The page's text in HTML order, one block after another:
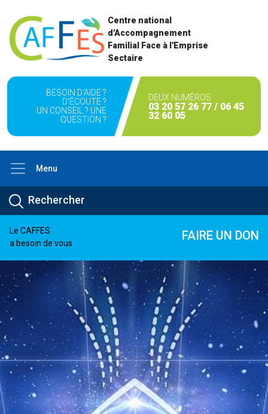
Centre national
d'Accompagnement
Familial Face à l'Emprise
Sectaire
BESOIN D'AIDE ?
D'ÉCOUTE ?
UN CONSEIL ? UNE
QUESTION ?
DEUX NUMÉROS
03 20 57 26 77 / 06 45
32 60 05
Menu
Le CAFFES
a besoin de vous
FAIRE UN DON